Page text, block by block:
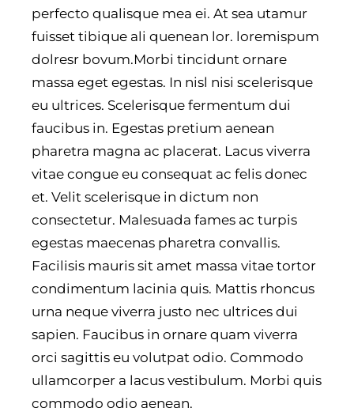
perfecto qualisque mea ei. At sea utamur
fuisset tibique ali quenean lor. loremispum
dolresr bovum.Morbi tincidunt ornare
massa eget egestas. In nisl nisi scelerisque
eu ultrices. Scelerisque fermentum dui
faucibus in. Egestas pretium aenean
pharetra magna ac placerat. Lacus viverra
vitae congue eu consequat ac felis donec
et. Velit scelerisque in dictum non
consectetur. Malesuada fames ac turpis
egestas maecenas pharetra convallis.
Facilisis mauris sit amet massa vitae tortor
condimentum lacinia quis. Mattis rhoncus
urna neque viverra justo nec ultrices dui
sapien. Faucibus in ornare quam viverra
orci sagittis eu volutpat odio. Commodo
ullamcorper a lacus vestibulum. Morbi quis
commodo odio aenean.